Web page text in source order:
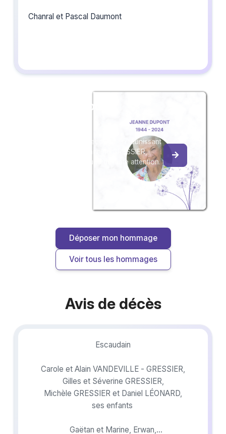
Chanral et Pascal Daumont
Créez un album
Créez un album collaboratif en réunissant
les hommages à Jeannine GRESSIER,
pour vous ou pour une délicate attention.
Déposer mon hommage
Voir tous les hommages
Avis de décès
Escaudain
Carole et Alain VANDEVILLE - GRESSIER,
Gilles et Séverine GRESSIER,
Michèle GRESSIER et Daniel LÉONARD,
ses enfants
Gaëtan et Marine, Erwan,